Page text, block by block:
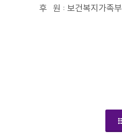
후 원 : 보건복지가족부